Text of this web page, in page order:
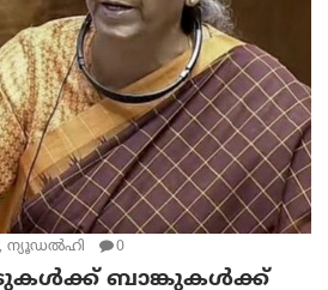
ന്യൂഡല്‍ഹി 0
ബാങ്കുകൾക്ക്